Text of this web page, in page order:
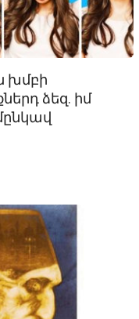
խմբի
ձեզ. իմ